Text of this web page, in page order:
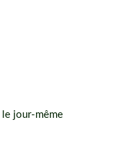
mm
le jour-même